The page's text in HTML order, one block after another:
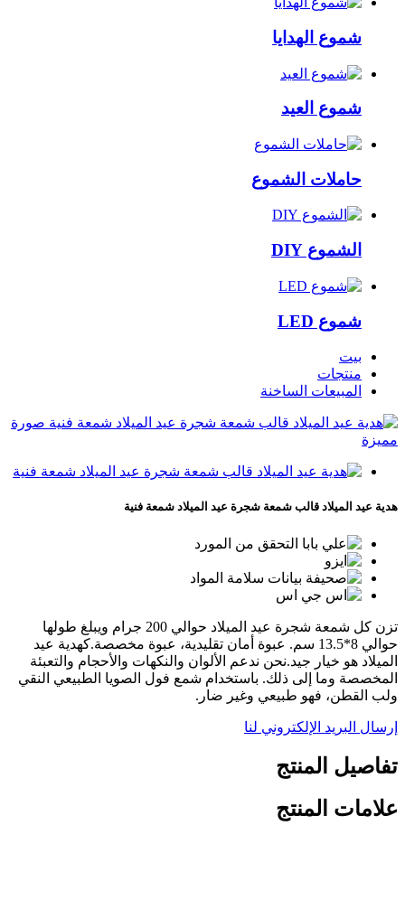
شموع الهدايا
شموع العيد
حاملات الشموع
الشموع DIY
شموع LED
بيت
منتجات
المبيعات الساخنة
هدية عيد الميلاد قالب شمعة شجرة عيد الميلاد شمعة فنية
تزن كل شمعة شجرة عيد الميلاد حوالي 200 جرام ويبلغ طولها
حوالي 8*13.5 سم. عبوة أمان تقليدية، عبوة مخصصة.كهدية عيد
الميلاد هو خيار جيد.نحن ندعم الألوان والنكهات والأحجام والتعبئة
المخصصة وما إلى ذلك. باستخدام شمع فول الصويا الطبيعي النقي
ولب القطن، فهو طبيعي وغير ضار.
إرسال البريد الإلكتروني لنا
تفاصيل المنتج
علامات المنتج